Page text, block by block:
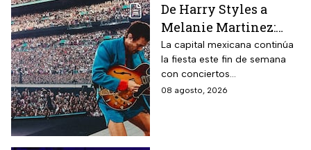
De Harry Styles a
Melanie Martinez:
Estos son los mejores
conciertos hoy 8 de
agosto
La capital mexicana continúa
la fiesta este fin de semana
con conciertos
internacionales y obras de
08 agosto, 2026